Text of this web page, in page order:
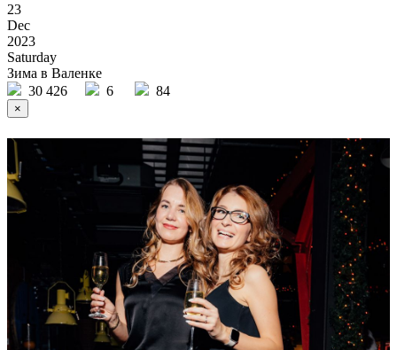
23
Dec
2023
Saturday
Зима в Валенке
30 426
6 84
×
Ссылка на отбор фото